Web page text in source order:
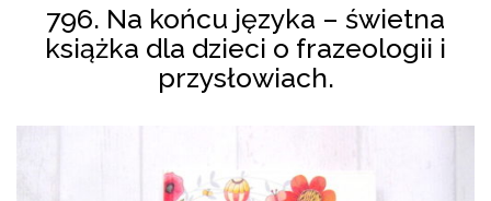
796. Na końcu języka – świetna
książka dla dzieci o frazeologii i
przysłowiach.